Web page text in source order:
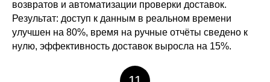
возвратов и автоматизации проверки доставок.
Результат: доступ к данным в реальном времени
улучшен на 80%, время на ручные отчёты сведено к
нулю, эффективность доставок выросла на 15%.